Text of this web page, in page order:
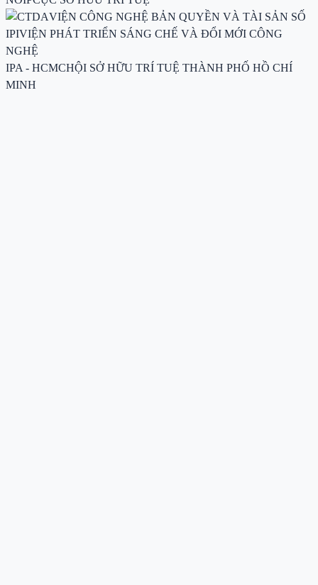
VIỆN CÔNG NGHỆ BẢN QUYỀN VÀ TÀI SẢN SỐ
IPIVIỆN PHÁT TRIỂN SÁNG CHẾ VÀ ĐỔI MỚI CÔNG
NGHỆ
IPA - HCMCHỘI SỞ HỮU TRÍ TUỆ THÀNH PHỐ HỒ CHÍ
MINH